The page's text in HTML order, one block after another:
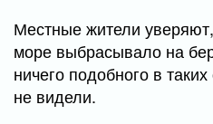
Местные жители
море выбрасывало на
ничего подобного в
не видели.